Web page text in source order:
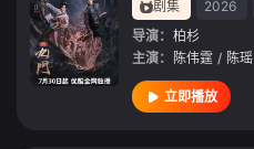
剧集 2026
导演： 柏杉
主演：
陈伟霆 / 陈瑶
立即播放